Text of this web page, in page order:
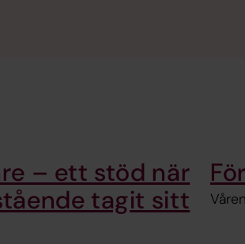
– ett stöd när
tagit sitt